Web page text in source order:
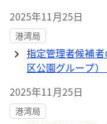
2025年11月25日
港湾局
指定管理者候補
区公園グループ
2025年11月25日
港湾局